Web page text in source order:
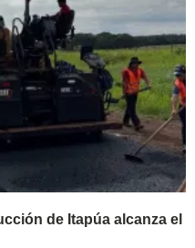
de Itapúa alcanza el